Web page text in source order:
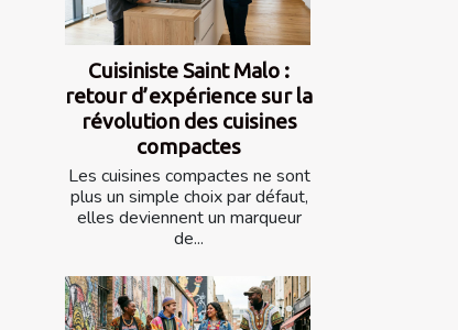
Cuisiniste Saint Malo :
retour d’expérience sur la
révolution des cuisines
compactes
Les cuisines compactes ne sont
plus un simple choix par défaut,
elles deviennent un marqueur
de...